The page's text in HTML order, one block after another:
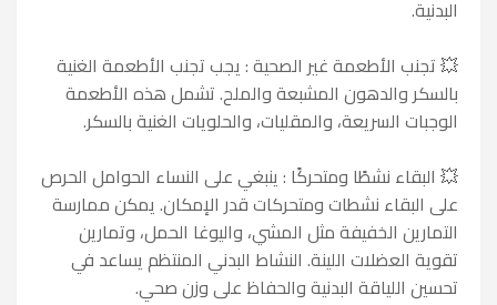
البدنية.
💥تجنب الأطعمة غير الصحية : يجب تجنب الأطعمة الغنية
بالسكر والدهون المشبعة والملح. تشمل هذه الأطعمة
الوجبات السريعة، والمقليات، والحلويات الغنية بالسكر.
💥 البقاء نشطًا ومتحركًا : ينبغي على النساء الحوامل الحرص
على البقاء نشطات ومتحركات قدر الإمكان. يمكن ممارسة
التمارين الخفيفة مثل المشي، واليوغا الحمل، وتمارين
تقوية العضلات اللينة. النشاط البدني المنتظم يساعد في
تحسين اللياقة البدنية والحفاظ على وزن صحي.